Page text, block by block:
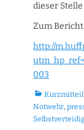
dieser
Zum Bericht:
http://
003
Kategorien
Notwehr,